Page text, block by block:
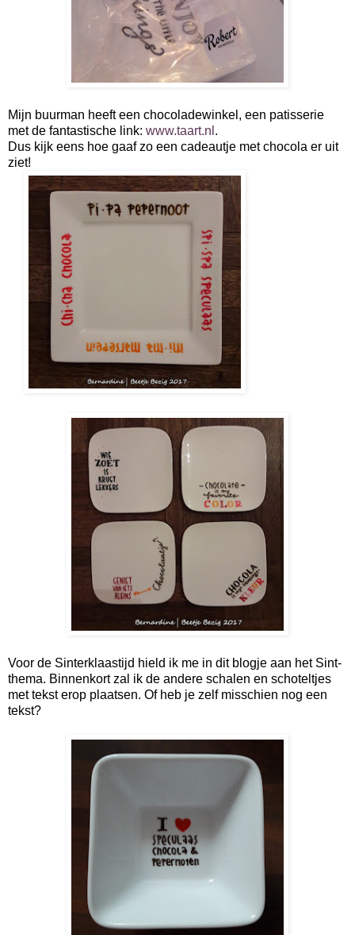
Mijn buurman heeft een chocoladewinkel, een patisserie
met de fantastische link: www.taart.nl .
Dus kijk eens hoe gaaf zo een cadeautje met chocola er uit
ziet!
Voor de Sinterklaastijd hield ik me in dit blogje aan het Sint-
thema. Binnenkort zal ik de andere schalen en schoteltjes
met tekst erop plaatsen. Of heb je zelf misschien nog een
tekst?